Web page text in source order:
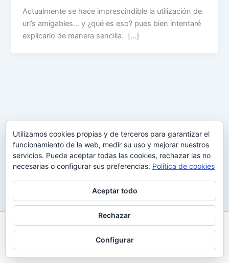
Actualmente se hace imprescindible la utilización de
url’s amigables… y ¿qué es eso? pues bien intentaré
explicarlo de manera sencilla. […]
Todos los derechos © 2026 Uy Perdón
Utilizamos cookies propias y de terceros para garantizar el
funcionamiento de la web, medir su uso y mejorar nuestros
servicios. Puede aceptar todas las cookies, rechazar las no
necesarias o configurar sus preferencias. Política de cookies
Aceptar todo
Rechazar
Configurar